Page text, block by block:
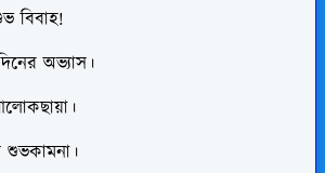
বিবাহ!
অভ্যাস।